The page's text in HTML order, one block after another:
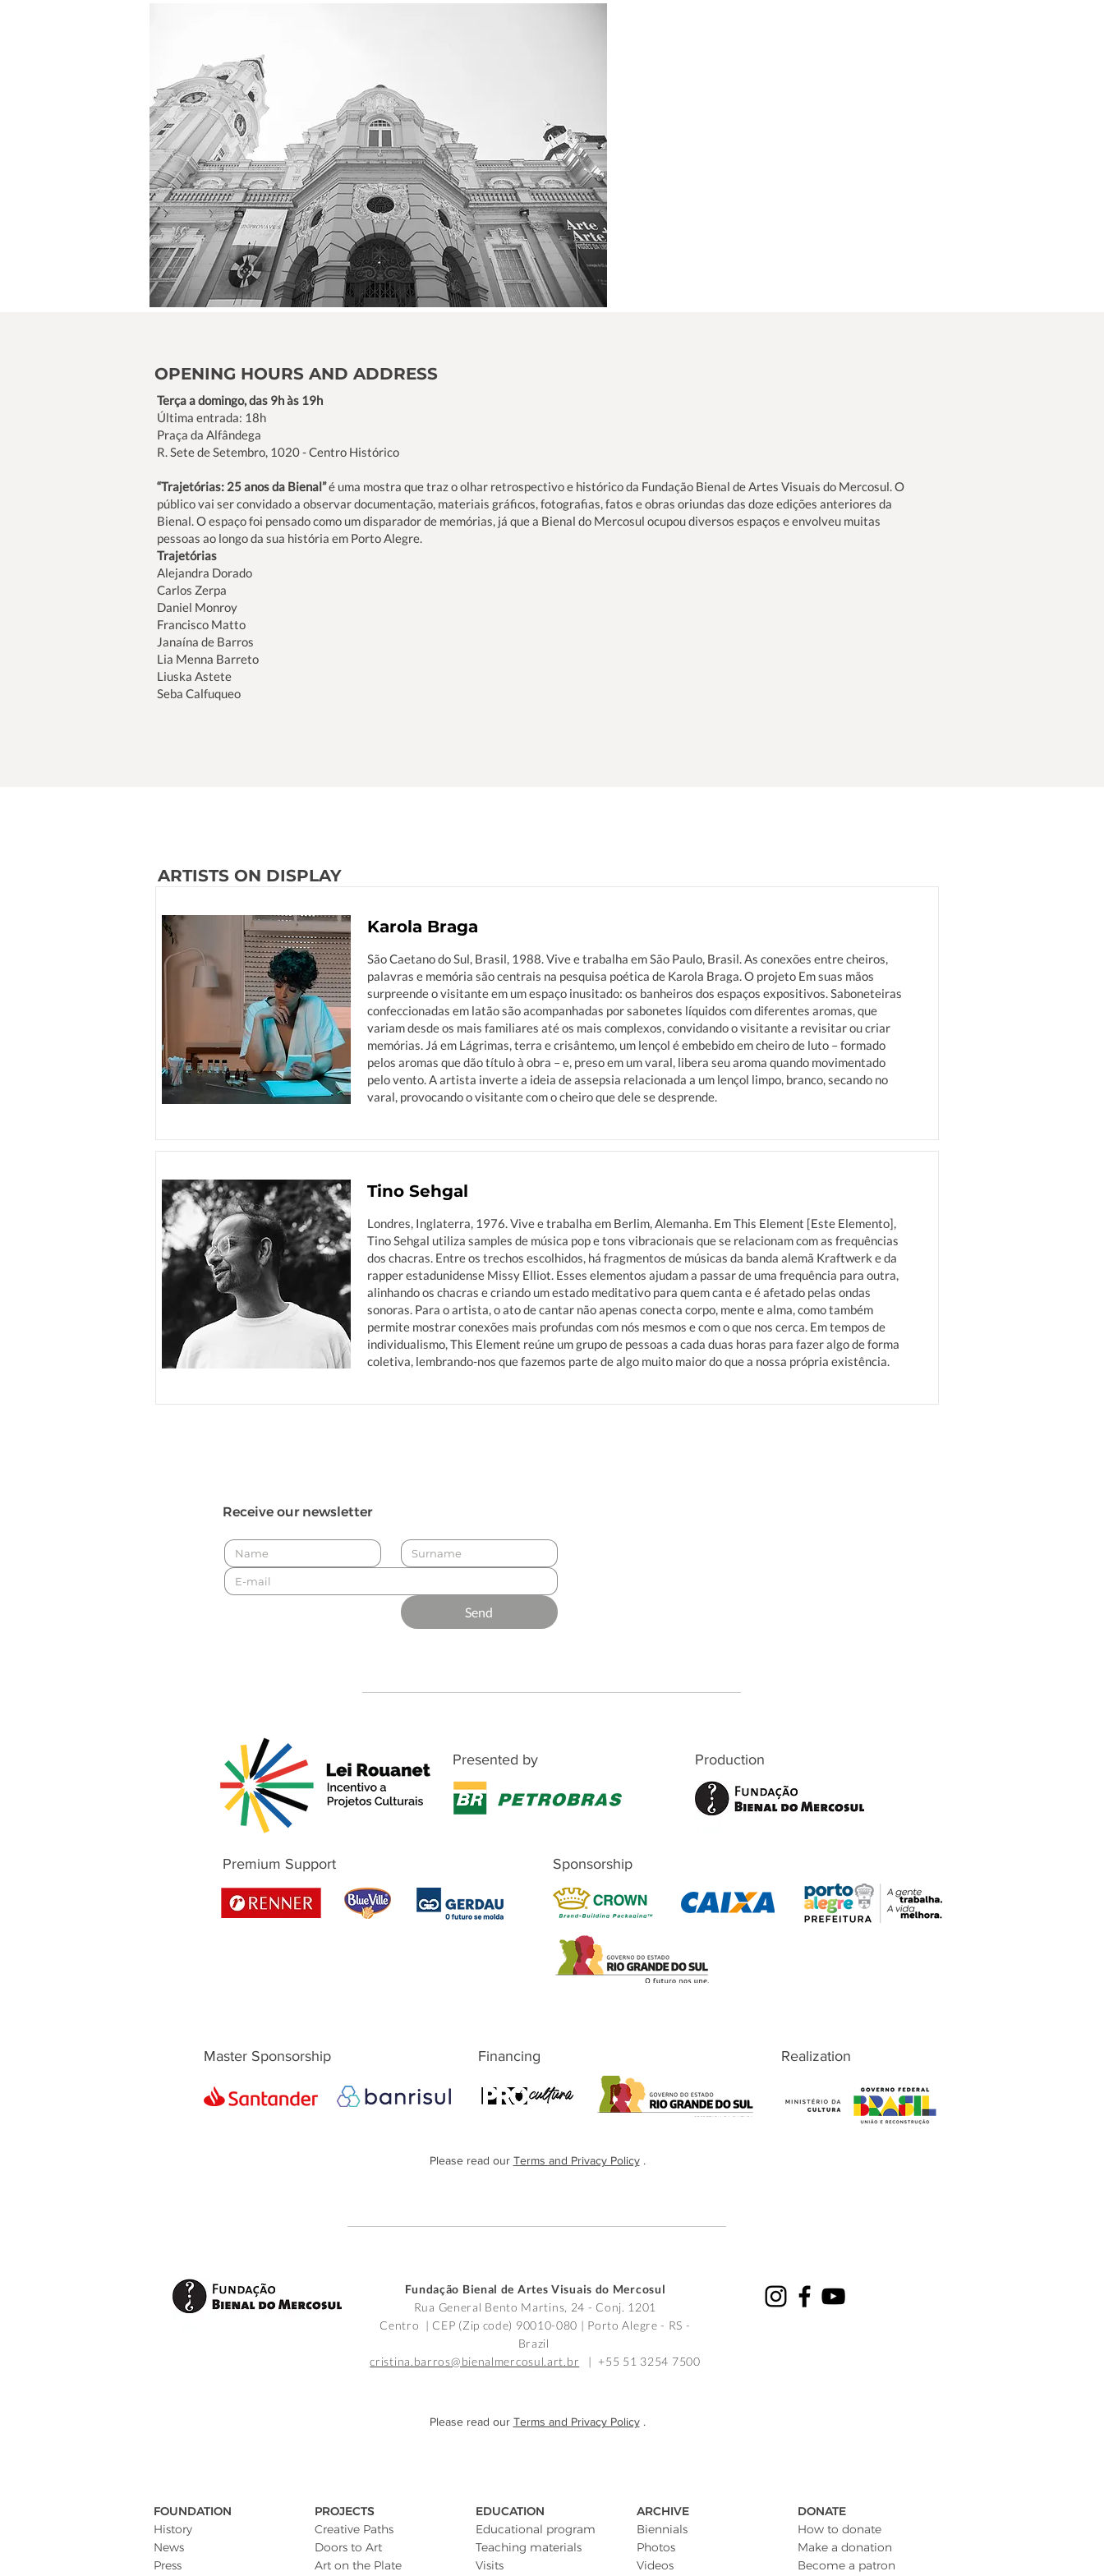
OPENING HOURS AND ADDRESS
Terça a domingo, das 9h às 19h
Última entrada: 18h
Praça da Alfândega
R. Sete de Setembro, 1020 - Centro Histórico
“Trajetórias: 25 anos da Bienal”é uma mostra que traz o olhar retrospectivo e histórico da Fundação Bienal de Artes Visuais do Mercosul. O
público vai ser convidado a observar documentação, materiais gráficos, fotografias, fatos e obras oriundas das doze edições anteriores da
Bienal. O espaço foi pensado como um disparador de memórias, já que a Bienal do Mercosul ocupou diversos espaços e envolveu muitas
pessoas ao longo da sua história em Porto Alegre.
Trajetórias
Alejandra Dorado
Carlos Zerpa
Daniel Monroy
Francisco Matto
Janaína de Barros
Lia Menna Barreto
Liuska Astete
Seba Calfuqueo
ARTISTS ON DISPLAY
Karola Braga
São Caetano do Sul, Brasil, 1988. Vive e trabalha em São Paulo, Brasil. As conexões entre cheiros,
palavras e memória são centrais na pesquisa poética de Karola Braga. O projeto Em suas mãos
surpreende o visitante em um espaço inusitado: os banheiros dos espaços expositivos. Saboneteiras
confeccionadas em latão são acompanhadas por sabonetes líquidos com diferentes aromas, que
variam desde os mais familiares até os mais complexos, convidando o visitante a revisitar ou criar
memórias. Já em Lágrimas, terra e crisântemo, um lençol é embebido em cheiro de luto – formado
pelos aromas que dão título à obra – e, preso em um varal, libera seu aroma quando movimentado
pelo vento. A artista inverte a ideia de assepsia relacionada a um lençol limpo, branco, secando no
varal, provocando o visitante com o cheiro que dele se desprende.
Tino Sehgal
Londres, Inglaterra, 1976. Vive e trabalha em Berlim, Alemanha. Em This Element [Este Elemento],
Tino Sehgal utiliza samples de música pop e tons vibracionais que se relacionam com as frequências
dos chacras. Entre os trechos escolhidos, há fragmentos de músicas da banda alemã Kraftwerk e da
rapper estadunidense Missy Elliot. Esses elementos ajudam a passar de uma frequência para outra,
alinhando os chacras e criando um estado meditativo para quem canta e é afetado pelas ondas
sonoras. Para o artista, o ato de cantar não apenas conecta corpo, mente e alma, como também
permite mostrar conexões mais profundas com nós mesmos e com o que nos cerca. Em tempos de
individualismo, This Element reúne um grupo de pessoas a cada duas horas para fazer algo de forma
coletiva, lembrando-nos que fazemos parte de algo muito maior do que a nossa própria existência.
Receive our newsletter
Send
Presented by Production
Premium Support Sponsorship
Master Sponsorship Financing Realization
Please read our Terms and Privacy Policy.
Fundação Bienal de Artes Visuais do Mercosul
Rua General Bento Martins, 24 - Conj. 1201
Centro | CEP (Zip code) 90010-080 | Porto Alegre - RS -
Brazil
cristina.barros@bienalmercosul.art.br | +55 51 3254 7500
Please read our Terms and Privacy Policy.
FOUNDATION
History
News
Press
PROJECTS
Creative Paths
Doors to Art
Art on the Plate
EDUCATION
Educational program
Teaching materials
Visits
ARCHIVE
Biennials
Photos
Videos
DONATE
How to donate
Make a donation
Become a patron